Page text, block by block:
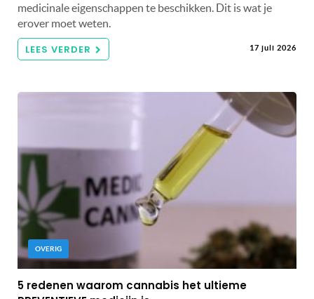
medicinale eigenschappen te beschikken. Dit is wat je
erover moet weten.
LEES VERDER 17 juli 2026
OVERIG
5 redenen waarom cannabis het ultieme